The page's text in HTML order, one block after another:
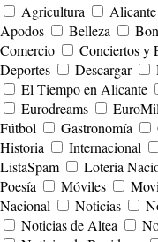
Agricultura
Apodos
Belleza
Comercio
Conciertos y
Deportes
Descargar
El Tiempo en Alicante
Eurodreams
Fútbol
Gastronomía
Historia
Internacional
ListaSpam
Lotería
Poesía
Móviles
Nacional
Noticias
Noticias de Altea